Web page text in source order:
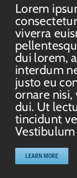
Lorem
viverra
dui lorem,
interdum
justo eu
ornare
dui. Ut
tincidunt
LEARN MORE